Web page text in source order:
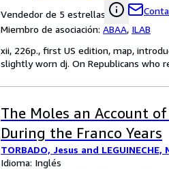
Vendedor de 5 estrellas
Miembro de asociación: ABAA, ILAB
xii, 226p., first US edition, map,
slightly worn dj. On Republicans who
The Moles an Account
During the Franco Years
TORBADO, Jesus and LEGUINECHE,
Idioma: Inglés